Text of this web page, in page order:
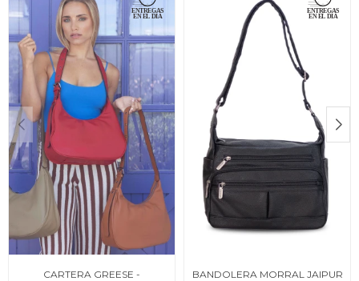
CARTERA GREESE -
BANDOLERA MORRAL JAIPUR